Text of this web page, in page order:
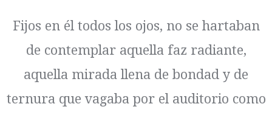
Fijos en él todos los ojos, no se hartaban
de contemplar aquella faz radiante,
aquella mirada llena de bondad y de
ternura que vagaba por el auditorio como